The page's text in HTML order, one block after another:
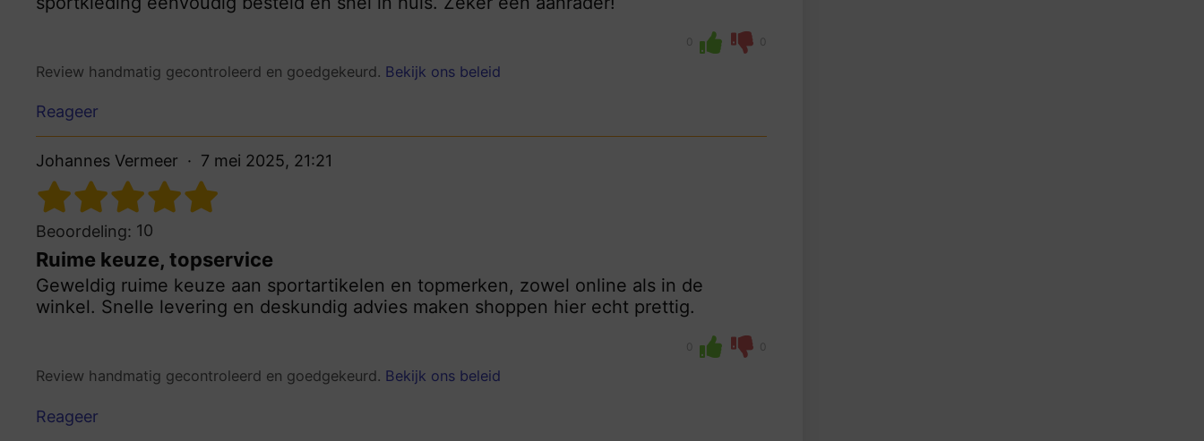
0 0
Review handmatig gecontroleerd en goedgekeurd. Bekijk ons beleid
Reageer
Johannes Vermeer 7 mei 2025, 21:21
Beoordeling: 10
Ruime keuze, topservice
Geweldig ruime keuze aan sportartikelen en topmerken, zowel online als in de
winkel. Snelle levering en deskundig advies maken shoppen hier echt prettig.
0 0
Review handmatig gecontroleerd en goedgekeurd. Bekijk ons beleid
Reageer